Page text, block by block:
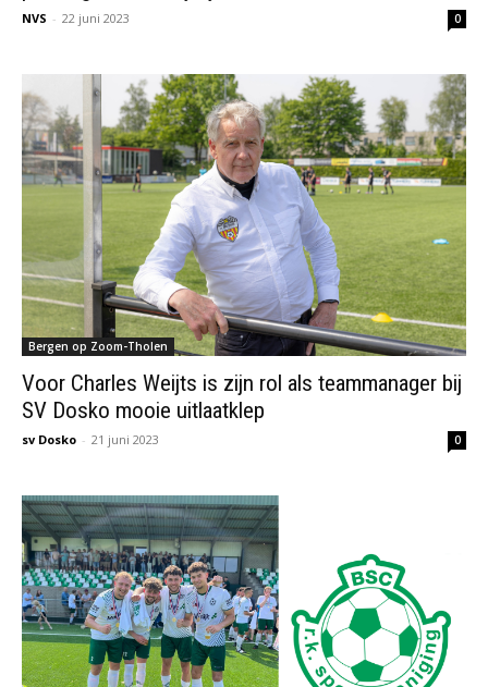
NVS - 22 juni 2023 0
Bergen op Zoom-Tholen
Voor Charles Weijts is zijn rol als teammanager bij
SV Dosko mooie uitlaatklep
sv Dosko - 21 juni 2023 0